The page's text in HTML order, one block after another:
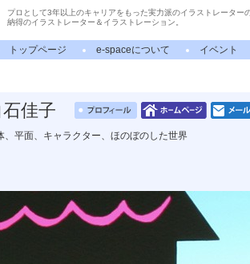
プロとして3年以上のキャリアをもった実力派のイラストレーター
納得のイラストレーター＆イラストレーション。
トップページ e-spaceについて イベント
佳子
、平面、キャラクター、ほのぼのした世界